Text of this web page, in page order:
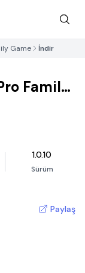
Game İndir
Family
1.0.10
Sürüm
Paylaş